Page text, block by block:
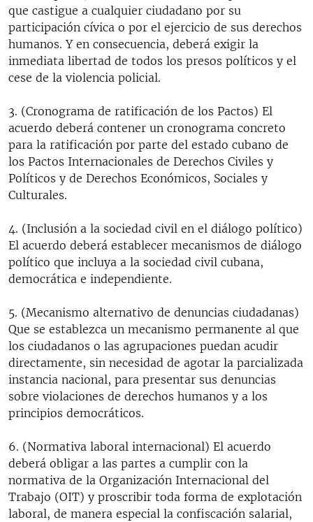
que castigue a cualquier ciudadano por su
participación cívica o por el ejercicio de sus derechos
humanos. Y en consecuencia, deberá exigir la
inmediata libertad de todos los presos políticos y el
cese de la violencia policial.
3. (Cronograma de ratificación de los Pactos) El
acuerdo deberá contener un cronograma concreto
para la ratificación por parte del estado cubano de
los Pactos Internacionales de Derechos Civiles y
Políticos y de Derechos Económicos, Sociales y
Culturales.
4. (Inclusión a la sociedad civil en el diálogo político)
El acuerdo deberá establecer mecanismos de diálogo
político que incluya a la sociedad civil cubana,
democrática e independiente.
5. (Mecanismo alternativo de denuncias ciudadanas)
Que se establezca un mecanismo permanente al que
los ciudadanos o las agrupaciones puedan acudir
directamente, sin necesidad de agotar la parcializada
instancia nacional, para presentar sus denuncias
sobre violaciones de derechos humanos y a los
principios democráticos.
6. (Normativa laboral internacional) El acuerdo
deberá obligar a las partes a cumplir con la
normativa de la Organización Internacional del
Trabajo (OIT) y proscribir toda forma de explotación
laboral, de manera especial la confiscación salarial,